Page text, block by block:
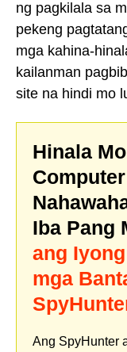
ng pagkilala sa
pekeng
mga kahina-
kailanman
site na hindi mo
Hinala
Iba Pang
ang
mga
Ang SpyHunter